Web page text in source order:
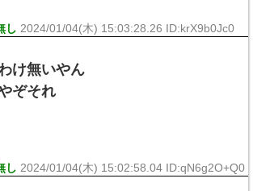
し 2024/01/04(木) 15:03:28.26 ID:krX9b0Jc0
け無いやん
ぞそれ
し 2024/01/04(木) 15:02:58.04 ID:qN6g2O+Q0